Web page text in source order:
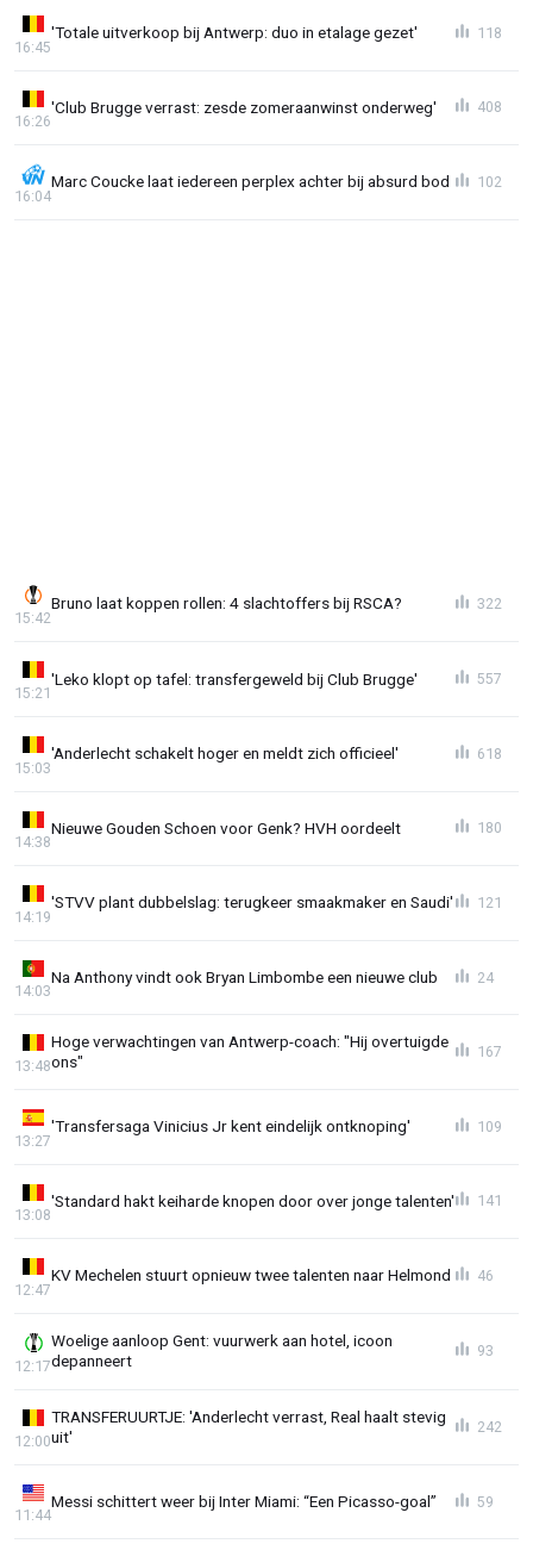
'Totale uitverkoop bij Antwerp: duo in etalage gezet'
16:45
118
'Club Brugge verrast: zesde zomeraanwinst onderweg'
16:26
408
Marc Coucke laat iedereen perplex achter bij absurd bod
16:04
102
Bruno laat koppen rollen: 4 slachtoffers bij RSCA?
15:42
322
'Leko klopt op tafel: transfergeweld bij Club Brugge'
15:21
557
'Anderlecht schakelt hoger en meldt zich officieel'
15:03
618
Nieuwe Gouden Schoen voor Genk? HVH oordeelt
14:38
180
'STVV plant dubbelslag: terugkeer smaakmaker en Saudi'
14:19
121
Na Anthony vindt ook Bryan Limbombe een nieuwe club
14:03
24
Hoge verwachtingen van Antwerp-coach: "Hij overtuigde
ons"
13:48
167
'Transfersaga Vinicius Jr kent eindelijk ontknoping'
13:27
109
'Standard hakt keiharde knopen door over jonge talenten'
13:08
141
KV Mechelen stuurt opnieuw twee talenten naar Helmond
12:47
46
Woelige aanloop Gent: vuurwerk aan hotel, icoon
depanneert
12:17
93
TRANSFERUURTJE: 'Anderlecht verrast, Real haalt stevig
uit'
12:00
242
Messi schittert weer bij Inter Miami: “Een Picasso-goal”
11:44
59